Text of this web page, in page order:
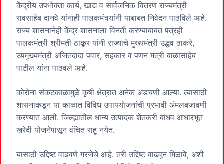
केंद्रीय उपभोक्ता कार्य, खाद्य व सार्वजनिक वितरण राज्यमंत्री
रावसाहेब दानवे यांनाही पालकमंत्र्यांनी याबाबत निवेदन पाठविले आहे.
राज्य शासनानेही केंद्र शासनाला विनंती करण्याबाबत पत्रही
पालकमंत्री श्रीमती ठाकूर यांनी राज्याचे मुख्यमंत्री उद्धव ठाकरे,
उपमुख्यमंत्री अजितदादा पवार, सहकार व पणन मंत्री बाळासाहेब
पाटील यांना पाठवले आहे.
कोरोना संकटकाळामुळे कृषी क्षेत्रात अनेक अडचणी आल्या. त्यासाठी
शासनाकडून या काळात विविध उपाययोजनांची प्रभावी अंमलबजावणी
करण्यात आली. जिल्ह्यातील धान्य उत्पादक शेतकरी बांधव आधारभूत
खरेदी योजनेपासून वंचित राहू नयेत.
यासाठी उद्दिष्ट वाढवणे गरजेचे आहे. तरी उद्दिष्ट वाढवून मिळावे, अशी